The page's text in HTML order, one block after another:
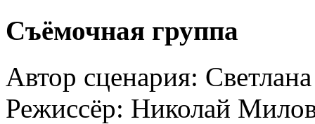
Съёмочная группа
Автор сценария:
Режиссёр: Николай